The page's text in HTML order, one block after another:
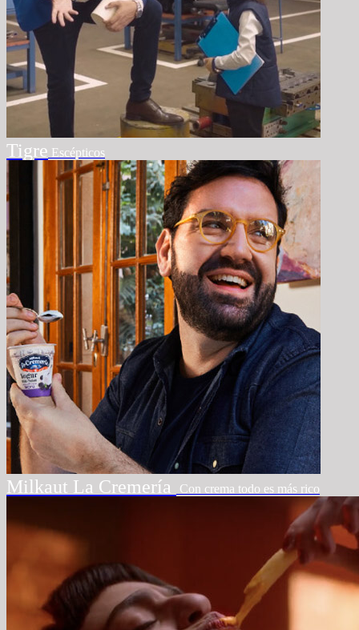
Tigre Escépticos
Milkaut La Cremería Con crema todo es más rico